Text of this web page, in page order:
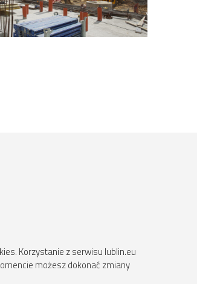
Korzystanie z serwisu lublin.eu
możesz dokonać zmiany